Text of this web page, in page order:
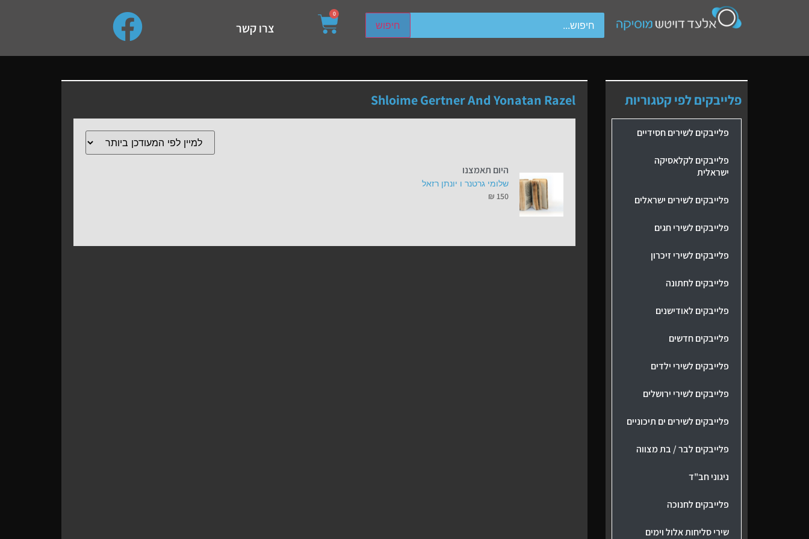
חיפוש
up and down arrows to review and enter to go to the desired page. Touch device users, explore by touch or with swipe gestures.
0
צרו קשר
פלייבקים לפי קטגוריות
פלייבקים לשירים חסידיים
פלייבקים לקלאסיקה
ישראלית
פלייבקים לשירים ישראלים
פלייבקים לשירי חגים
פלייבקים לשירי זיכרון
פלייבקים לחתונה
פלייבקים לאודישנים
פלייבקים חדשים
פלייבקים לשירי ילדים
פלייבקים לשירי ירושלים
פלייבקים לשירים ים תיכוניים
פלייבקים לבר / בת מצווה
ניגוני חב"ד
פלייבקים לחנוכה
שירי סליחות אלול וימים
Shloime Gertner And Yonatan Razel
היום תאמצנו
שלומי גרטנר ו יונתן רזאל
₪ 150